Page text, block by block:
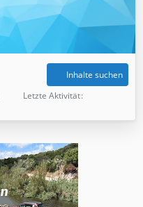
Inhalte suchen
Letzte Aktivität